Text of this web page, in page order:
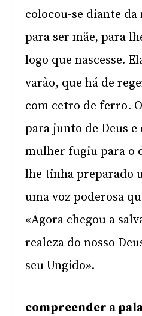
colocou-se diante
para ser mãe, para
logo que nascesse.
varão, que há de
com cetro de ferro.
para junto de Deus e
mulher fugiu para o
lhe tinha preparado
uma voz poderosa
«Agora chegou a
realeza do nosso
seu Ungido».
compreender a